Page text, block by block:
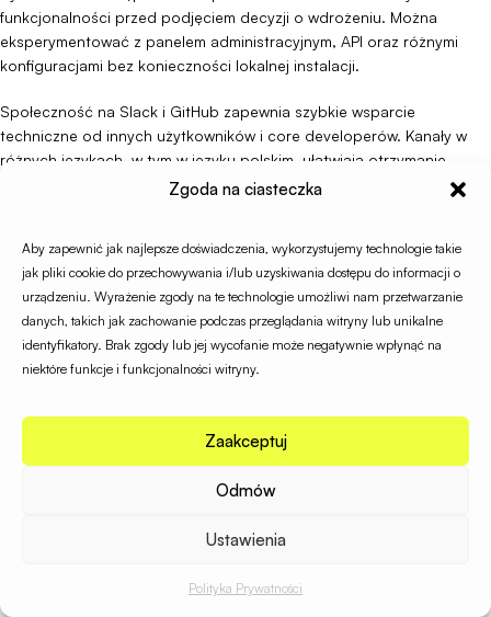
Zgoda na ciasteczka
Aby zapewnić jak najlepsze doświadczenia, wykorzystujemy technologie takie
jak pliki cookie do przechowywania i/lub uzyskiwania dostępu do informacji o
urządzeniu. Wyrażenie zgody na te technologie umożliwi nam przetwarzanie
danych, takich jak zachowanie podczas przeglądania witryny lub unikalne
identyfikatory. Brak zgody lub jej wycofanie może negatywnie wpłynąć na
niektóre funkcje i funkcjonalności witryny.
Zaakceptuj
Odmów
Ustawienia
Polityka Prywatności
funkcjonalności przed podjęciem decyzji o wdrożeniu. Można
eksperymentować z panelem administracyjnym, API oraz różnymi
konfiguracjami bez konieczności lokalnej instalacji.
Społeczność na Slack i GitHub zapewnia szybkie wsparcie
techniczne od innych użytkowników i core developerów. Kanały w
różnych językach, w tym w języku polskim, ułatwiają otrzymanie
profesjonalne wsparcie dla firm potrzebujących kompleksowego
rozwiązania. Lista certyfikowanych partnerów jest dostępna na
oficjalnej stronie projektu i obejmuje sprawdzone firmy z całego
świata, w tym polskie agencje.
Kluczowe informacje
frameworku Symfony, oferująca pełną elastyczność w tworzeniu
open source MIT i płatnej Plus z funkcjami enterprise
z natywne aplikacje mobilne, PWA i zewnętrznymi systemami